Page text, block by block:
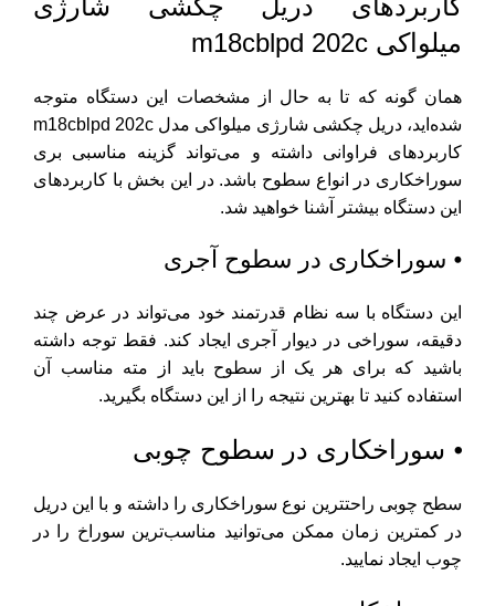
کاربردهای دریل چکشی شارژی
میلواکی m18cblpd 202c
همان گونه که تا به حال از مشخصات این دستگاه متوجه
شده‌اید، دریل چکشی شارژی میلواکی مدل m18cblpd 202c
کاربردهای فراوانی داشته و می‌تواند گزینه مناسبی بری
سوراخکاری در انواع سطوح باشد. در این بخش با کاربردهای
این دستگاه بیشتر آشنا خواهید شد.
⦁ سوراخکاری در سطوح آجری
این دستگاه با سه نظام قدرتمند خود می‌تواند در عرض چند
دقیقه، سوراخی در دیوار آجری ایجاد کند. فقط توجه داشته
باشید که برای هر یک از سطوح باید از مته مناسب آن
استفاده کنید تا بهترین نتیجه را از این دستگاه بگیرید.
⦁ سوراخکاری در سطوح چوبی
سطح چوبی راحت­ترین نوع سوراخکاری را داشته و با این دریل
در کمترین زمان ممکن می‌توانید مناسب‌ترین سوراخ را در
چوب ایجاد نمایید.